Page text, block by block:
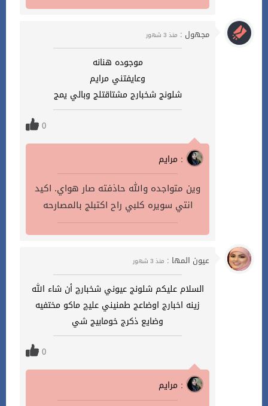
مجهول : منذ 3 شهور
موجوده هنانه
وعايفتني مرايم
شلونج شخبارج مشتاقتلج وبالي يمج
0
مرايم :
وين متواجده والله حاذفته صار هواي. اكيد
انتي سويره كلبي راح اكتبلج بالمصارحه
عيون المها : منذ 3 شهور
السلام عليكم شلونج عيوني شخبارچ أن شاء الله
زينه اخبارج اوضاعج طمنيني عليچ ماكو مختفيه
وضايع ذكرج خومابيج شي
0
مرايم :